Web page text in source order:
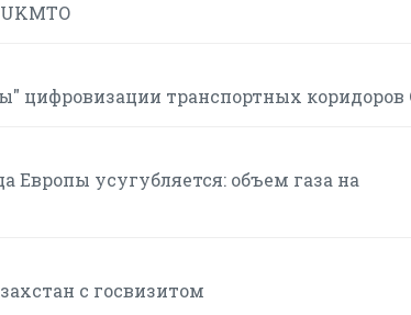
цифровизации транспортных
Европы усугубляется: объем газа на
с госвизитом